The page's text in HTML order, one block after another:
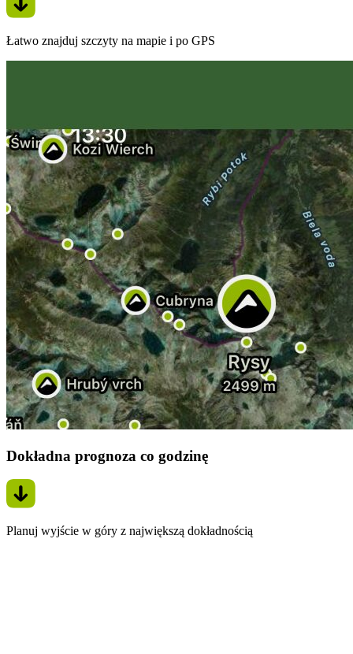
Łatwo znajduj szczyty na mapie i po GPS
Dokładna prognoza co godzinę
Planuj wyjście w góry z największą dokładnością